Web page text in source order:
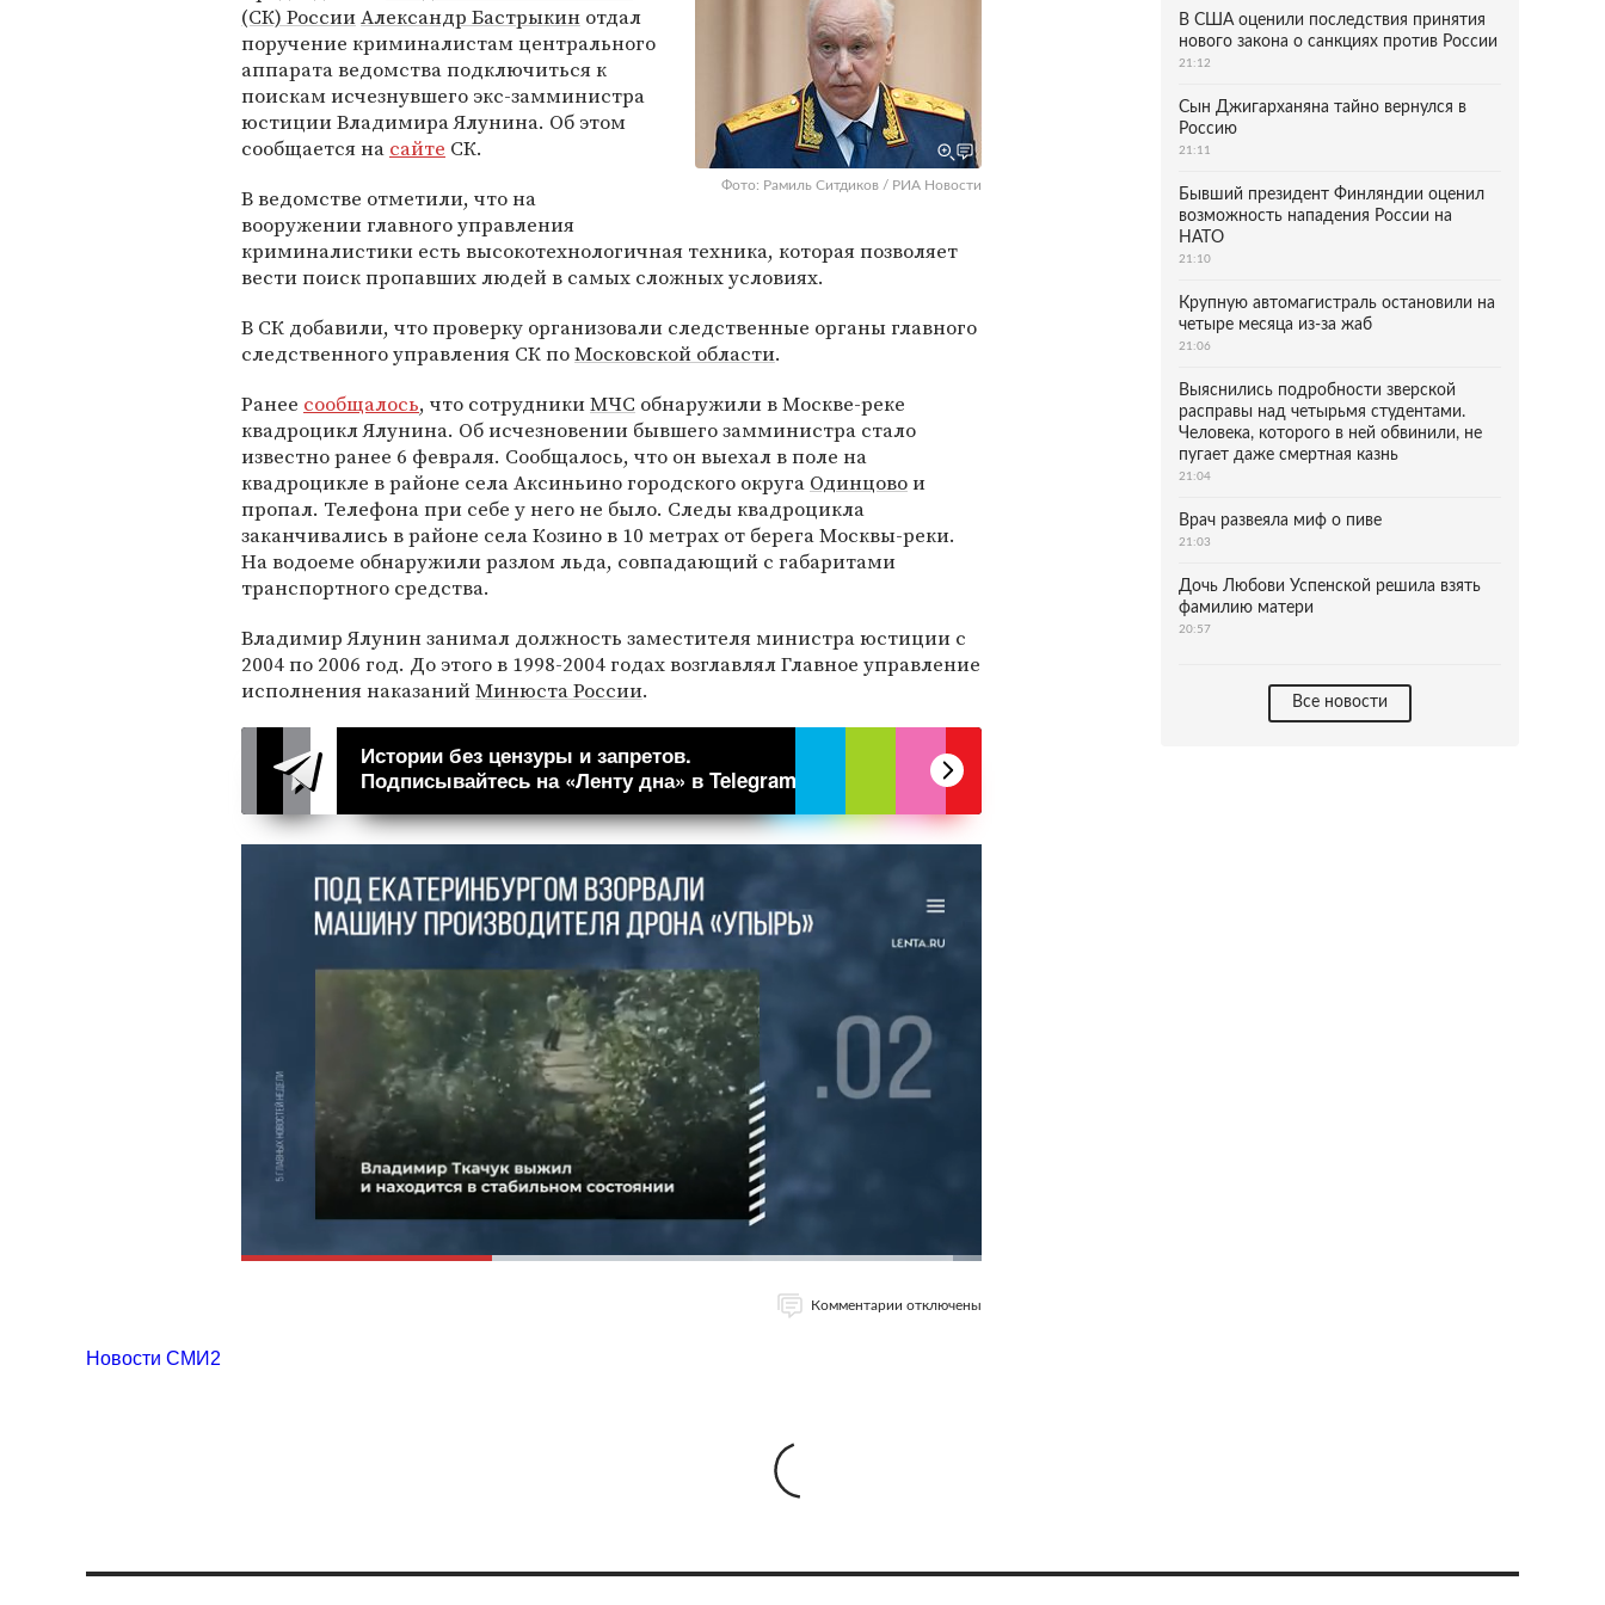
Фото: Рамиль Ситдиков / РИА Новости
(СК) РоссииАлександр Бастрыкин отдал
поручение криминалистам центрального
аппарата ведомства подключиться к
поискам исчезнувшего экс-замминистра
юстиции Владимира Ялунина. Об этом
сообщается на сайте СК.
В ведомстве отметили, что на
вооружении главного управления
криминалистики есть высокотехнологичная техника, которая позволяет
вести поиск пропавших людей в самых сложных условиях.
В СК добавили, что проверку организовали следственные органы главного
следственного управления СК поМосковской области.
Ранее сообщалось, что сотрудникиМЧС обнаружили в Москве-реке
квадроцикл Ялунина. Об исчезновении бывшего замминистра стало
известно ранее 6 февраля. Сообщалось, что он выехал в поле на
квадроцикле в районе села Аксиньино городского округа Одинцовои
пропал. Телефона при себе у него не было. Следы квадроцикла
заканчивались в районе села Козино в 10 метрах от берега Москвы-реки.
На водоеме обнаружили разлом льда, совпадающий с габаритами
транспортного средства.
Владимир Ялунин занимал должность заместителя министра юстиции с
2004 по 2006 год. До этого в 1998-2004 годах возглавлял Главное управление
исполнения наказанийМинюста России.
Истории без цензуры и запретов.
Подписывайтесь на «Ленту дна» в Telegram
Комментарии отключены
В США оценили последствия принятия
нового закона о санкциях против России
21:12
Сын Джигарханяна тайно вернулся в
Россию
21:11
Бывший президент Финляндии оценил
возможность нападения России на
НАТО
21:10
Крупную автомагистраль остановили на
четыре месяца из-за жаб
21:06
Выяснились подробности зверской
расправы над четырьмя студентами.
Человека, которого в ней обвинили, не
пугает даже смертная казнь
21:04
Врач развеяла миф о пиве
21:03
Дочь Любови Успенской решила взять
фамилию матери
20:57
Все новости
Новости СМИ2